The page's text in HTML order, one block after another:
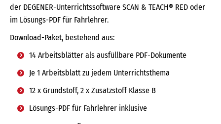
der DEGENER-Unterrichtssoftware SCAN & TEACH® RED oder
im Lösungs-PDF für Fahrlehrer.
Download-Paket, bestehend aus:
14 Arbeitsblätter als ausfüllbare PDF-Dokumente
Je 1 Arbeitsblatt zu jedem Unterrichtsthema
12 x Grundstoff, 2 x Zusatzstoff Klasse B
Lösungs-PDF für Fahrlehrer inklusive